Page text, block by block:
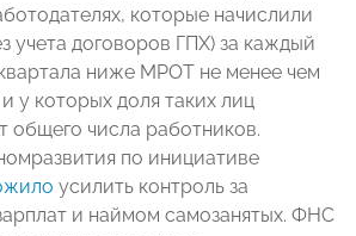
которые начислили
учета договоров ГПХ) за каждый
ниже МРОТ не менее чем
у которых доля таких лиц
общего числа работников.
по инициативе
усилить контроль за
и наймом самозанятых. ФНС